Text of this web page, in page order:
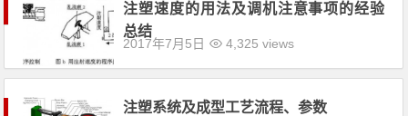
注塑速度的用法及调机注意事项的经验
总结
2017年7月5日 4,325 views
注塑系统及成型工艺流程、参数